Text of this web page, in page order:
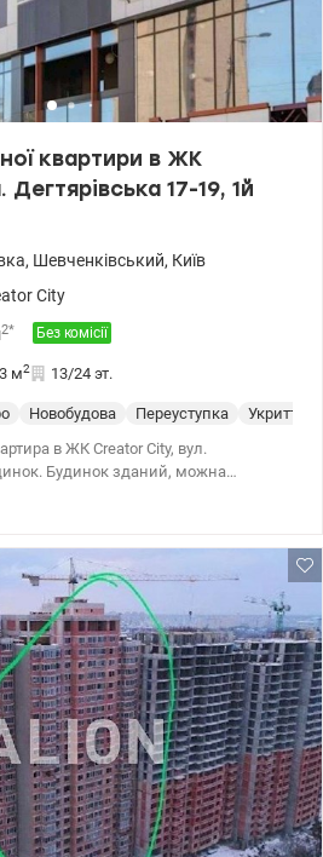
квартири в ЖК
17-19, 1й
, Шевченківський, Київ
City
2* Без комісії
м2 13/24 эт.
Новобудова Переуступка
Укриття
в ЖК Creator City, вул.
Будинок зданий, можна
каркасна технологія, стіни з
з мінеральної вати,
- панорамні алюміневі вікна; -
стяжка підлоги; - індивідуальні
електрику; - в будинку шість ліфтів
консьєрж-сервіс; - система безпеки
пропускною системою 24/7,
триметрові стелі; - вентильований
рішення в енергозбереженні
Опалення та гарячу воду в ЖК Creator
котельні, що дарує бажану
Особливої уваги заслуговує
централізованого кондиціонування